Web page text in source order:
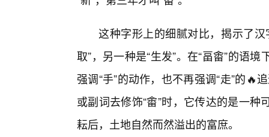
这种字形上的细腻对比，揭示了
取”，另一种是“生发”。在“畐畬”的语
强调“手”的动作，也不再强调“走”的🔥
或副词去修饰“畬”时，它传达的是一
耘后，土地自然而然溢出的富庶。